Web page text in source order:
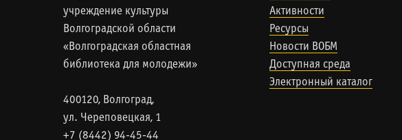
учреждение культуры
Волгоградской области
«Волгоградская областная
библиотека для молодежи»
400120, Волгоград,
ул. Череповецкая, 1
+7 (8442) 94-45-44
Активности
Ресурсы
Новости ВОБМ
Доступная среда
Электронный каталог